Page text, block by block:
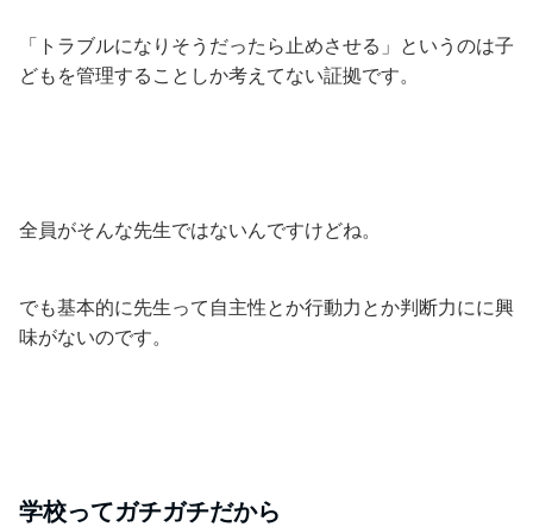
「トラブルになりそうだったら止めさせる」というのは子
どもを管理することしか考えてない証拠です。
全員がそんな先生ではないんですけどね。
でも基本的に先生って自主性とか行動力とか判断力にに興
味がないのです。
学校ってガチガチだから